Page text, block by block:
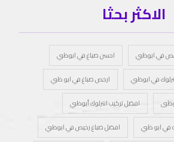
الاكثر بحثا
في ابوظبي
احسن صباغ في ابوظبي
في ابوظبي
ارخص صباغ في ابو ظبي
افضل تركيب انترلوك أبوظبي
في ابو ظبي
افضل صباغ رخيص في ابوظبي